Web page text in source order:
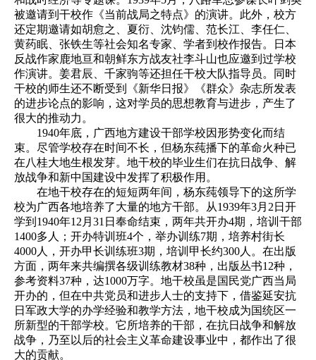
被邀请到干校作《当前战局之特点》的演讲。此外，校方
还定期邀请如胡愈之、夏衍、沈钧儒、范长江、李任仁、
黄药眠、张铁生等社会知名专家、学者到校作报告。日本
反战作家鹿地亘和朝鲜东方战友社李斗山也应邀到过学校
作演讲。姜君辰、千家驹等还担任干校大队指导员。同时
干校的师生还不断受到《新华日报》《群众》杂志所发表
的进步论点的影响，这对学员的思想教育与进步，产生了
很大的推动力。
1940年底，广西地方建设干部学校因形势变化而结
束。尽管学校存在时间不长，但杨东莼播下的革命火种已
在八桂大地生根发芽。地干校的毕业生们在抗日战争、解
放战争和新中国建设中发挥了积极作用。
在地干校存在的短短两年间，杨东莼领导下的这所学
校为广西各地培养了大量的地方干部。从1939年3月2日开
学到1940年12月31日奉命结束，两年共开办4期，培训干部
1400多人；开办特训班4个，举办训练7期，培养村街长
4000人，开办甲长训练班3期，培训甲长约300人。在出版
方面，两年来共编撰各级训练教材38种，出版丛书12种，
参考资料37种，达1000万字。地干校虽是国民党广西当局
开办的，但在中共党员和进步人士的支持下，借鉴延安抗
日军政大学的办学经验和教学方法，地干校成为国统区一
所新型的干部学校。它所培养的干部，在抗日战争和解放
战争，乃至以后的社会主义革命建设事业中，都作出了很
大的贡献。